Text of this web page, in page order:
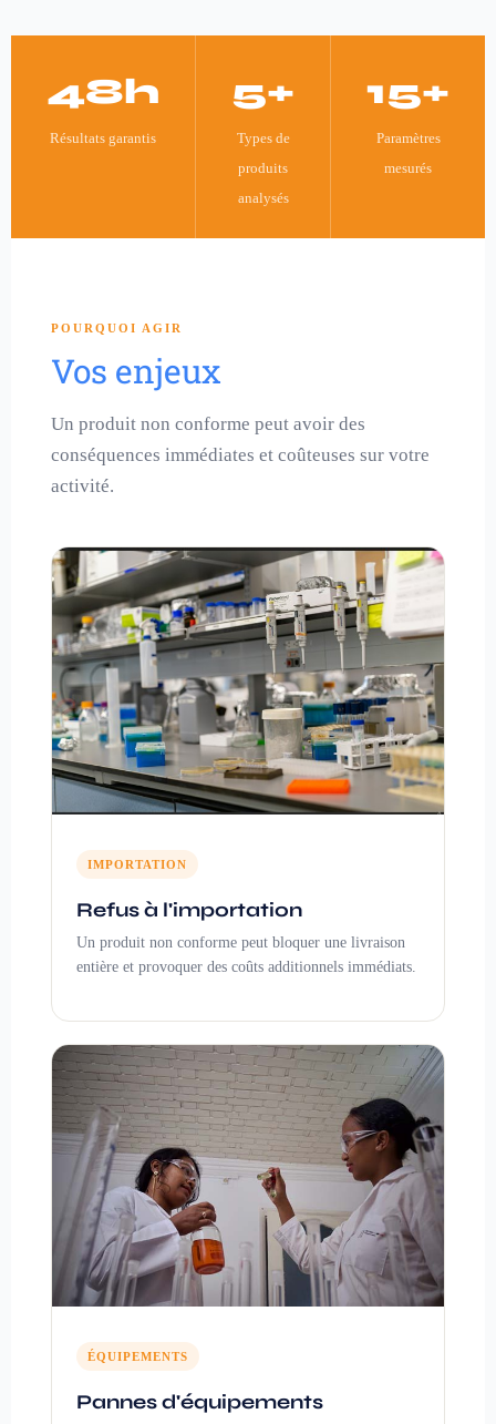
48h
Résultats garantis
5+
Types de
produits
analysés
15+
Paramètres
mesurés
POURQUOI AGIR
Vos enjeux
Un produit non conforme peut avoir des
conséquences immédiates et coûteuses sur votre
activité.
IMPORTATION
Refus à l'importation
Un produit non conforme peut bloquer une livraison
entière et provoquer des coûts additionnels immédiats.
ÉQUIPEMENTS
Pannes d'équipements